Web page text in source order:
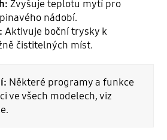
Zvyšuje teplotu mytí pro
nádobí.
Aktivuje boční trysky k
čistitelných míst.
Některé programy a funkce
ve všech modelech, viz